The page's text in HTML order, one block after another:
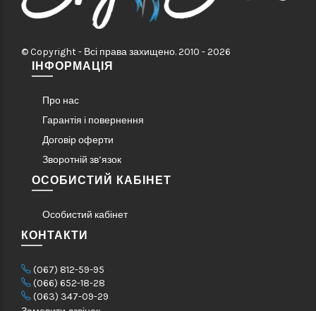
© Copyright - Всі права захищено. 2010 - 2026
ІНФОРМАЦІЯ
Про нас
Гарантія і повернення
Договір оферти
Зворотній зв’язок
ОСОБИСТИЙ КАБІНЕТ
Особистий кабінет
КОНТАКТИ
(067) 812-59-95
(066) 652-18-28
(063) 347-09-29